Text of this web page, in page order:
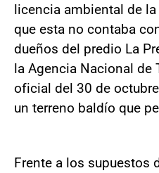
licencia ambiental de
que esta no contaba
dueños del predio La
la Agencia Nacional de
oficial del 30 de
un terreno baldío que
Frente a los supuestos